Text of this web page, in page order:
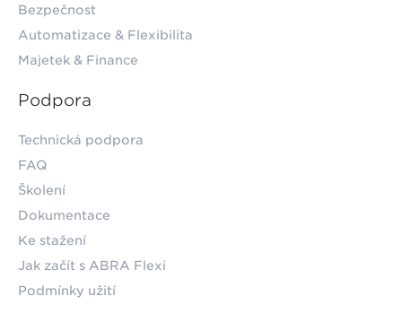
Bezpečnost
Automatizace & Flexibilita
Majetek & Finance
Podpora
Technická podpora
FAQ
Školení
Dokumentace
Ke stažení
Jak začít s ABRA Flexi
Podmínky užití